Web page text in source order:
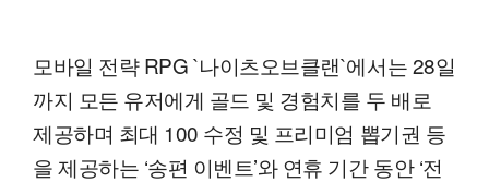
모바일 전략 RPG `나이츠오브클랜`에서는 28일
까지 모든 유저에게 골드 및 경험치를 두 배로
제공하며 최대 100 수정 및 프리미엄 뽑기권 등
을 제공하는 ‘송편 이벤트’와 연휴 기간 동안 ‘전